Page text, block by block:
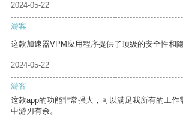
2024-05-22
游客
这款加速器VPM应用程序提供了顶级的安全性和隐
2024-05-22
游客
这款app的功能非常强大，可以满足我所有的工作
中游刃有余。